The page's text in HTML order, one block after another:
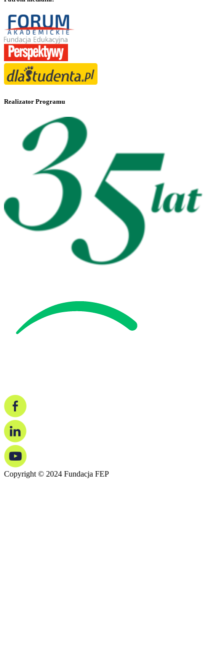
Realizator Programu
Copyright © 2024 Fundacja FEP